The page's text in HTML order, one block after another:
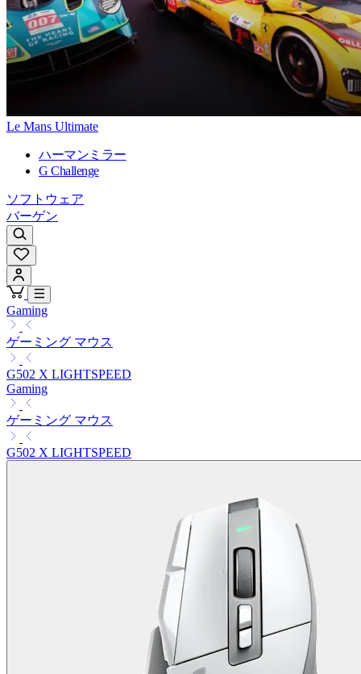
Le Mans Ultimate
ハーマンミラー
G Challenge
ソフトウェア
バーゲン
Gaming
ゲーミング マウス
G502 X LIGHTSPEED
Gaming
ゲーミング マウス
G502 X LIGHTSPEED